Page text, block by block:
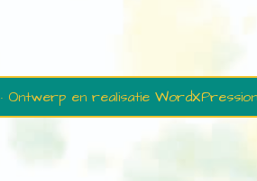
Ontwerp en realisatie WordXPression